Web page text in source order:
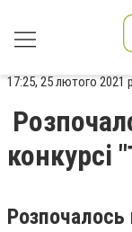
17:25, 25 лютого 2021
конкурсі
Розпочалось